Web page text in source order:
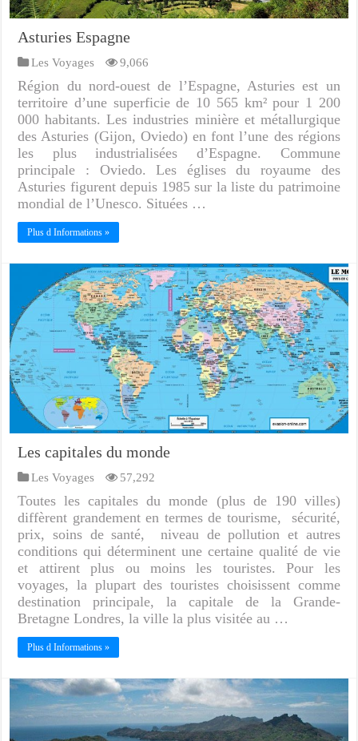
Asturies Espagne
Les Voyages 9,066
Région du nord-ouest de l’Espagne, Asturies est un
territoire d’une superficie de 10 565 km² pour 1 200
000 habitants. Les industries minière et métallurgique
des Asturies (Gijon, Oviedo) en font l’une des régions
les plus industrialisées d’Espagne. Commune
principale : Oviedo. Les églises du royaume des
Asturies figurent depuis 1985 sur la liste du patrimoine
mondial de l’Unesco. Situées …
Plus d Informations »
Les capitales du monde
Les Voyages 57,292
Toutes les capitales du monde (plus de 190 villes)
diffèrent grandement en termes de tourisme, sécurité,
prix, soins de santé, niveau de pollution et autres
conditions qui déterminent une certaine qualité de vie
et attirent plus ou moins les touristes. Pour les
voyages, la plupart des touristes choisissent comme
destination principale, la capitale de la Grande-
Bretagne Londres, la ville la plus visitée au …
Plus d Informations »